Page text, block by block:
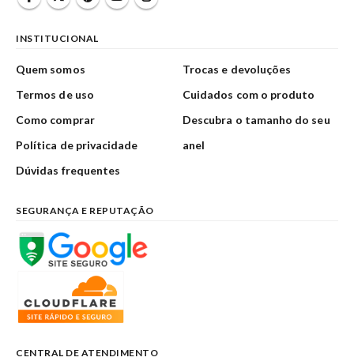
INSTITUCIONAL
Quem somos
Termos de uso
Como comprar
Política de privacidade
Dúvidas frequentes
Trocas e devoluções
Cuidados com o produto
Descubra o tamanho do seu
anel
SEGURANÇA E REPUTAÇÃO
CENTRAL DE ATENDIMENTO